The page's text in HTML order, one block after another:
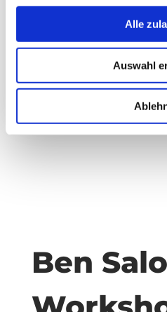
Alle
Auswahl
Foto:
Ben